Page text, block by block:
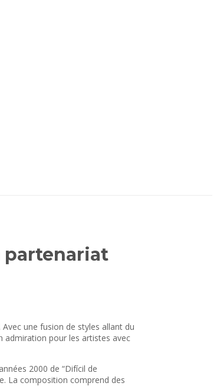
partenariat
une fusion de styles allant du
admiration pour les artistes avec
2000 de “Difícil de
La composition comprend des